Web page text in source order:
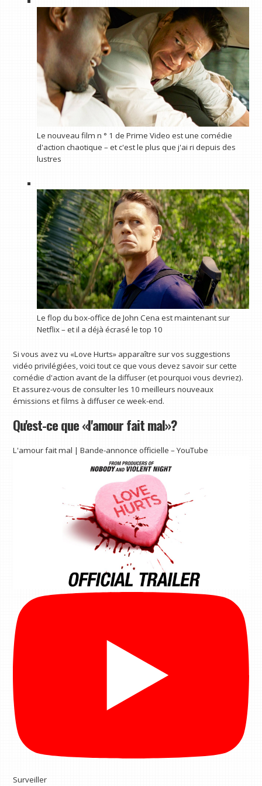
Le nouveau film n ° 1 de Prime Video est une comédie
d'action chaotique – et c'est le plus que j'ai ri depuis des
lustres
Le flop du box-office de John Cena est maintenant sur
Netflix – et il a déjà écrasé le top 10
Si vous avez vu «Love Hurts» apparaître sur vos suggestions
vidéo privilégiées, voici tout ce que vous devez savoir sur cette
comédie d'action avant de la diffuser (et pourquoi vous devriez).
Et assurez-vous de consulter les 10 meilleurs nouveaux
émissions et films à diffuser ce week-end.
Qu'est-ce que «l'amour fait mal»?
L'amour fait mal | Bande-annonce officielle – YouTube
Surveiller